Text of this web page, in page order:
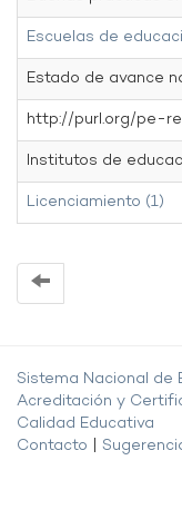
Escuelas de
Estado de avance
http://purl.org/pe-
Institutos de
Licenciamiento (1)
Sistema Nacional de
Acreditación y
Calidad Educativa
Contacto